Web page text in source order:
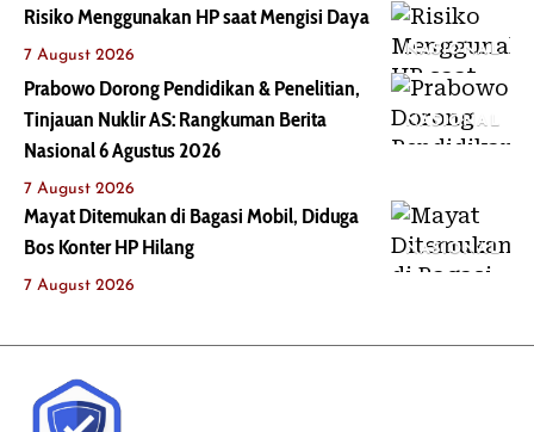
NASIONAL
Risiko Menggunakan HP saat Mengisi Daya
7 August 2026
NASIONAL
Prabowo Dorong Pendidikan & Penelitian,
Tinjauan Nuklir AS: Rangkuman Berita
Nasional 6 Agustus 2026
7 August 2026
NASIONAL
Mayat Ditemukan di Bagasi Mobil, Diduga
Bos Konter HP Hilang
7 August 2026